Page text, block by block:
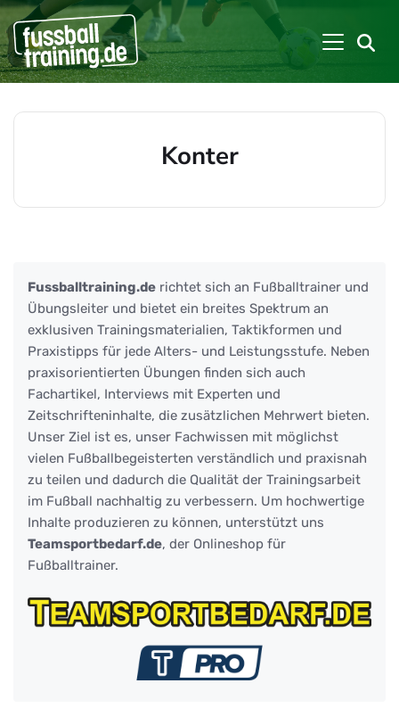
Konter
Fussballtraining.de richtet sich an Fußballtrainer und
Übungsleiter und bietet ein breites Spektrum an
exklusiven Trainingsmaterialien, Taktikformen und
Praxistipps für jede Alters- und Leistungsstufe. Neben
praxisorientierten Übungen finden sich auch
Fachartikel, Interviews mit Experten und
Zeitschrifteninhalte, die zusätzlichen Mehrwert bieten.
Unser Ziel ist es, unser Fachwissen mit möglichst
vielen Fußballbegeisterten verständlich und praxisnah
zu teilen und dadurch die Qualität der Trainingsarbeit
im Fußball nachhaltig zu verbessern. Um hochwertige
Inhalte produzieren zu können, unterstützt uns
Teamsportbedarf.de, der Onlineshop für
Fußballtrainer.